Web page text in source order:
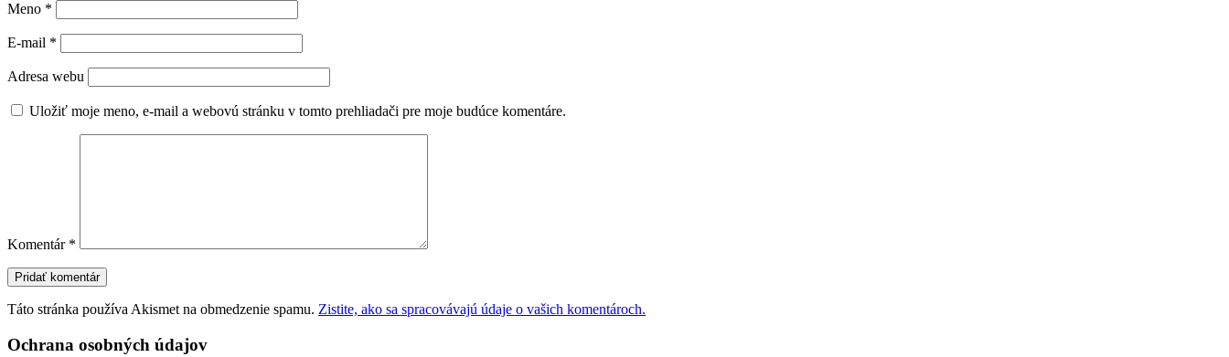
Meno *
E-mail *
Adresa webu
Uložiť moje meno, e-mail a webovú stránku v tomto prehliadači pre moje budúce komentáre.
Komentár *
Táto stránka používa Akismet na obmedzenie spamu. Zistite, ako sa spracovávajú údaje o vašich komentároch.
Ochrana osobných údajov